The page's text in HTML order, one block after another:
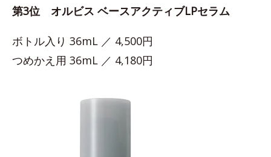
第3位 オルビス ベースアクティブLPセラム
ボトル入り 36mL ／ 4,500円
つめかえ用 36mL ／ 4,180円